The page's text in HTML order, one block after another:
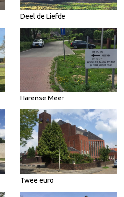
Deel de Liefde
Harense Meer
Twee euro